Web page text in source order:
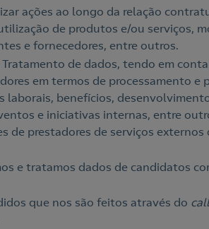
ações ao longo da relação
de produtos e/ou serviços,
e fornecedores, entre outros.
Tratamento de dados, tendo em
em termos de processamento e
laborais, benefícios,
e iniciativas internas, entre
prestadores de serviços externos
e tratamos dados de candidatos
que nos são feitos através do